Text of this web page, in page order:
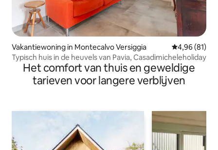
Vakantiewoning in Montecalvo Versiggia Gemiddelde
4,96 (81)
Typisch huis in de heuvels van Pavia, Casadimicheleholiday
Het comfort van thuis en geweldige
tarieven voor langere verblijven